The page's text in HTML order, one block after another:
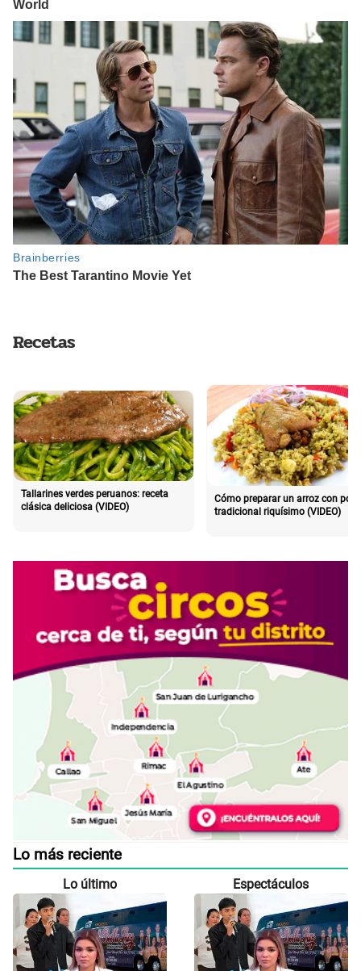
Recetas
Tallarines verdes peruanos: receta
clásica deliciosa (VIDEO)
Cómo preparar un arroz con pollo
tradicional riquísimo (VIDEO)
Lo más reciente
Lo último Espectáculos